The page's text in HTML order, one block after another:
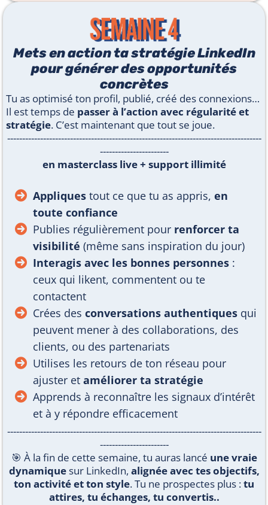
Mets en action ta stratégie LinkedIn
pour générer des opportunités
concrètes
Tu as optimisé ton profil, publié, créé des connexions…
Il est temps de passer à l’action avec régularité et
stratégie. C’est maintenant que tout se joue.
-------------------------------------------------------------------------------------
-----------------------
en masterclass live + support illimité
Appliques tout ce que tu as appris, en
toute confiance
Publies régulièrement pour renforcer ta
visibilité (même sans inspiration du jour)
Interagis avec les bonnes personnes :
ceux qui likent, commentent ou te
contactent
Crées des conversations authentiques qui
peuvent mener à des collaborations, des
clients, ou des partenariats
Utilises les retours de ton réseau pour
ajuster et améliorer ta stratégie
Apprends à reconnaître les signaux d’intérêt
et à y répondre efficacement
-------------------------------------------------------------------------------------
-----------------------
🎯 À la fin de cette semaine, tu auras lancé une vraie
dynamiquesur LinkedIn, alignée avec tes objectifs,
ton activité et ton style. Tu ne prospectes plus :tu
attires, tu échanges, tu convertis..